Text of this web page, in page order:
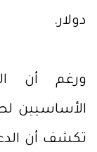
دولار.
ورغم أن
الأساسيين
تكشف أن